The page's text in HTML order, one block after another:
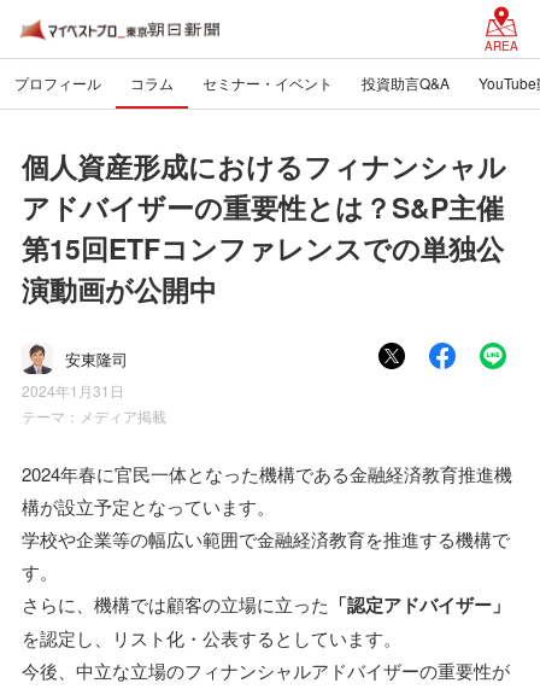
AREA
プロフィール コラム セミナー・イベント 投資助言Q&A
個人資産形成におけるフィナンシャル
アドバイザーの重要性とは？S&P主催
第15回ETFコンファレンスでの単独公
演動画が公開中
安東隆司
2024年1月31日
テーマ： メディア掲載
2024年春に官民一体となった機構である金融経済教育推進機
構が設立予定となっています。
学校や企業等の幅広い範囲で金融経済教育を推進する機構で
す。
さらに、機構では顧客の立場に立った 「認定アドバイザー」
を認定し、リスト化・公表するとしています。
今後、中立な立場のフィナンシャルアドバイザーの重要性が